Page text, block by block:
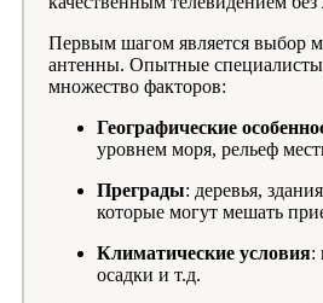
Первым шагом является выбор
антенны. Опытные
множество факторов:
Географические
уровнем моря, рельеф
Преграды: деревья,
которые могут мешать
Климатические условия:
осадки и т.д.